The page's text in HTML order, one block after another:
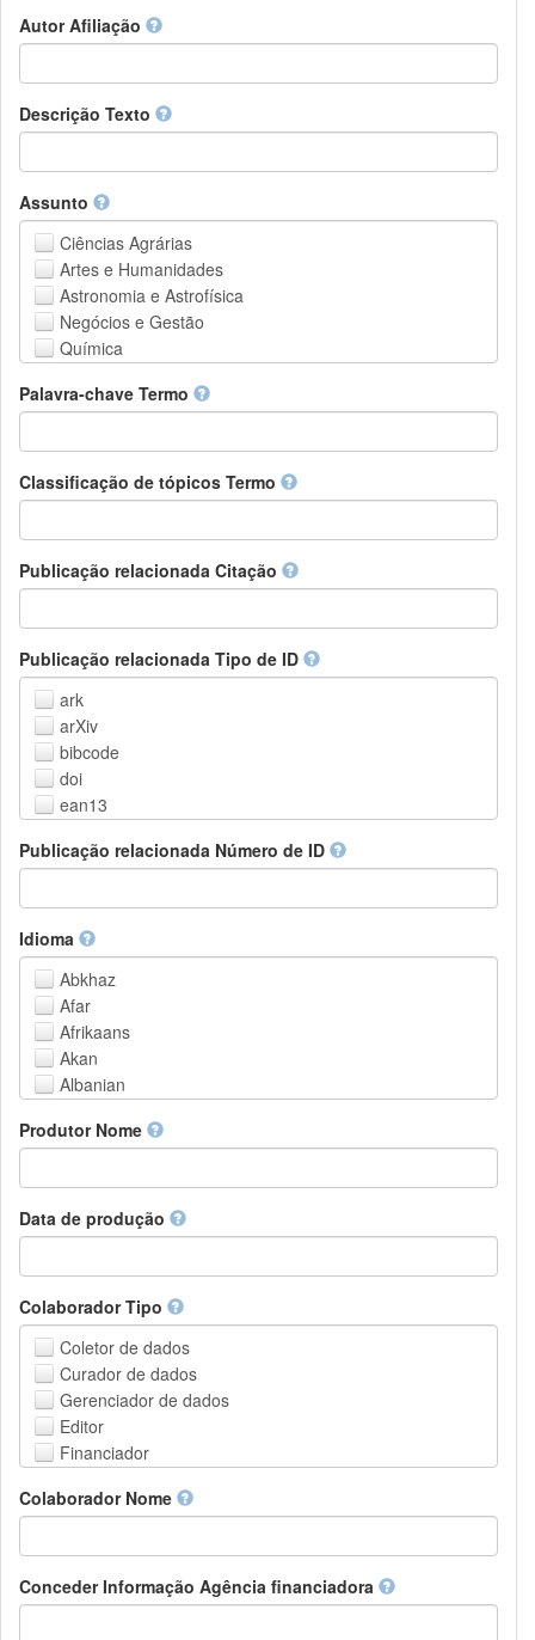
Autor Afiliação
Descrição Texto
Assunto
Ciências Agrárias
Artes e Humanidades
Astronomia e Astrofísica
Negócios e Gestão
Química
Ciências da Terra e do meio ambiente
Direito
Ciências matemáticas
Medicina, Saúde e Ciências da Vida
Ciências Sociais
Outros
Palavra-chave Termo
Classificação de tópicos Termo
Publicação relacionada Citação
Publicação relacionada Tipo de ID
ark
arXiv
bibcode
doi
ean13
handle
issn
istc
lissn
lsid
pmid
purl
upc
url
urn
DASH-NRS
Publicação relacionada Número de ID
Idioma
Abkhaz
Afar
Afrikaans
Akan
Albanian
Arabic
Armenian
Assamese
Avaric
Aymara
Azerbaijani
Bambara
Bashkir
Basque
Belarusian
Bengali, Bangla
Bislama
Breton
Bulgarian
Burmese
Produtor Nome
Data de produção
Colaborador Tipo
Coletor de dados
Curador de dados
Gerenciador de dados
Editor
Financiador
Líder do projeto
Membro do projeto
Pessoa Relacionada
Pesquisador
Colaborador Nome
Conceder Informação Agência financiadora